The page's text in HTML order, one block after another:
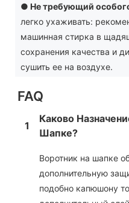
● Не требующий
легко ухаживать:
машинная стирка в
сохранения качества и
сушить ее на воздухе.
FAQ
1
Каково
Шапке?
Воротник на шапке
дополнительную
подобно капюшону